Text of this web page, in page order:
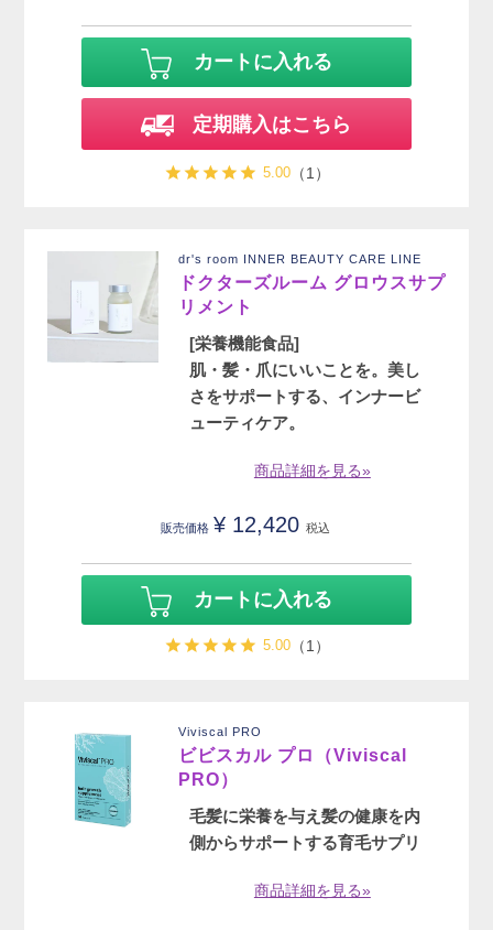
カートに入れる
定期購入はこちら
5.00（1）
dr's room INNER BEAUTY CARE LINE
ドクターズルーム グロウスサプ
リメント
[栄養機能食品]
肌・髪・爪にいいことを。美し
さをサポートする、インナービ
ューティケア。
商品詳細を見る»
販売価格 ¥ 12,420 税込
カートに入れる
5.00（1）
Viviscal PRO
ビビスカル プロ（Viviscal
PRO）
毛髪に栄養を与え髪の健康を内
側からサポートする育毛サプリ
商品詳細を見る»